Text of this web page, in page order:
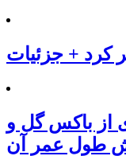
کرد + جزئیات
از باکس گل و
طول عمر آن